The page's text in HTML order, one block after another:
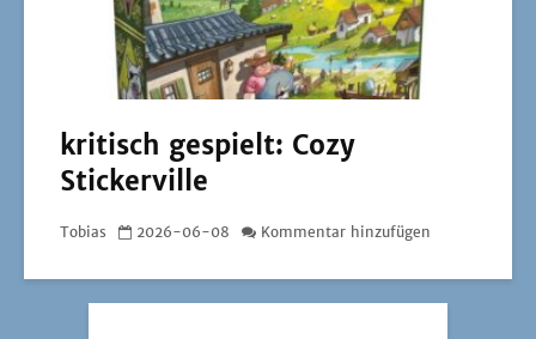
kritisch gespielt: Cozy
Stickerville
Tobias 2026-06-08 Kommentar hinzufügen